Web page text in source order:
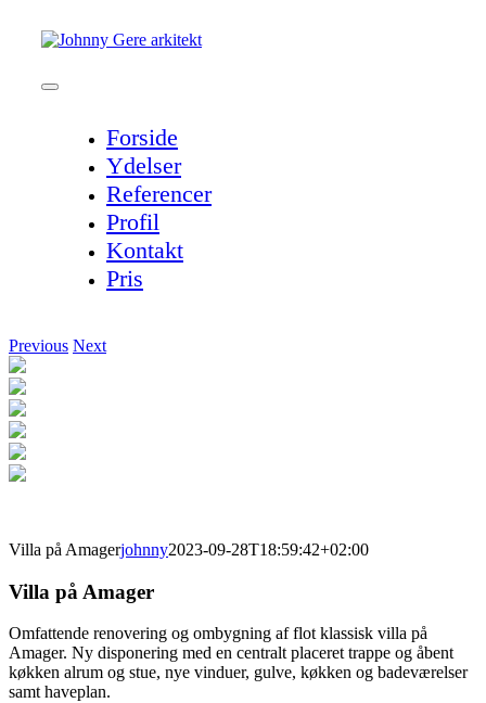
Toggle
Forside
Ydelser
Referencer
Profil
Kontakt
Pris
Previous Next
Villa på Amagerjohnny2023-09-28T18:59:42+02:00
Villa på Amager
Omfattende renovering og ombygning af flot klassisk villa på
Amager. Ny disponering med en centralt placeret trappe og åbent
køkken alrum og stue, nye vinduer, gulve, køkken og badeværelser
samt haveplan.